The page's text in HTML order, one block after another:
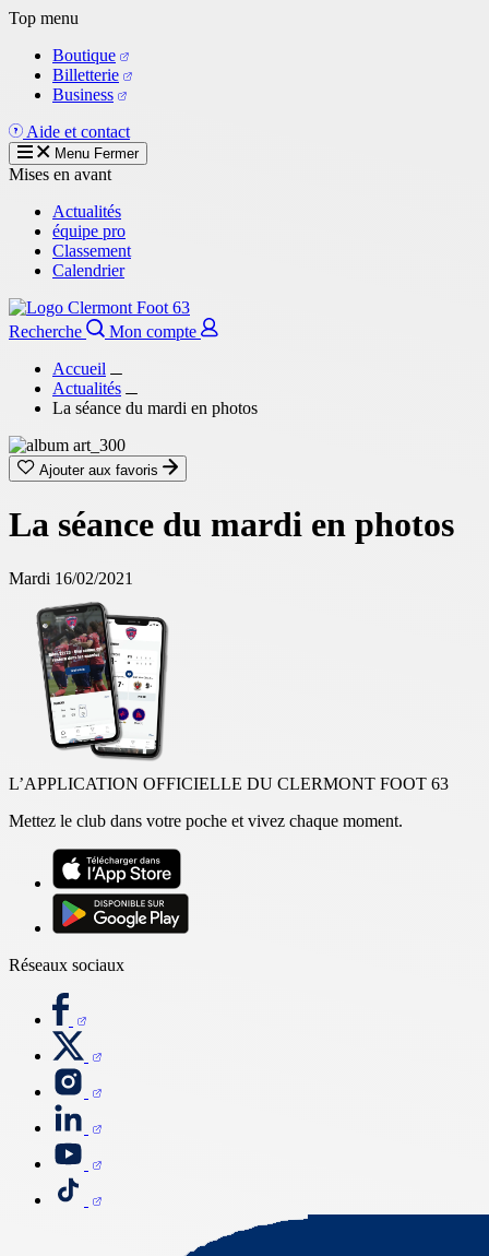
Aller
contenu
principal
Top menu
Boutique
Billetterie
Business
Aide et contact
Menu Fermer
Mises en avant
Actualités
équipe pro
Classement
Calendrier
Recherche
Mon compte
Accueil
Actualités
La séance du mardi en photos
Ajouter aux favoris
La séance du mardi en photos
Mardi 16/02/2021
L’APPLICATION OFFICIELLE DU CLERMONT FOOT 63
Mettez le club dans votre poche et vivez chaque moment.
Réseaux sociaux